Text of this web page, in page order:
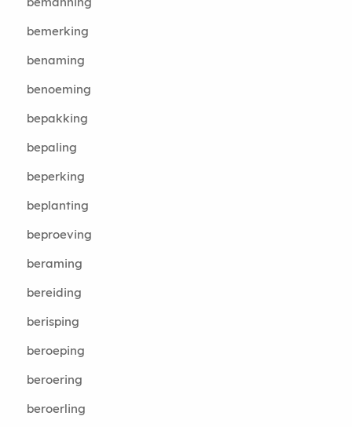
bemerking
benaming
benoeming
bepakking
bepaling
beperking
beplanting
beproeving
beraming
bereiding
berisping
beroeping
beroering
beroerling